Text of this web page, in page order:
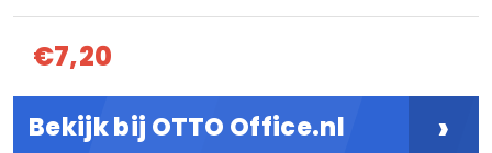
€7,20
Bekijk bij OTTO Office.nl ›